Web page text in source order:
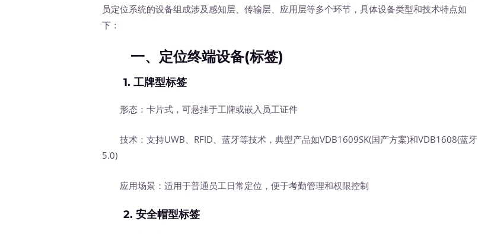
员定位系统的设备组成涉及感知层、传输层、应用层等多个环节，具体设备类型和技术特点如
下：
一、定位终端设备(标签)
1.工牌型标签
形态：卡片式，可悬挂于工牌或嵌入员工证件
技术：支持UWB、RFID、蓝牙等技术，典型产品如VDB1609SK(国产方案)和VDB1608(蓝牙
5.0)
应用场景：适用于普通员工日常定位，便于考勤管理和权限控制
2.安全帽型标签